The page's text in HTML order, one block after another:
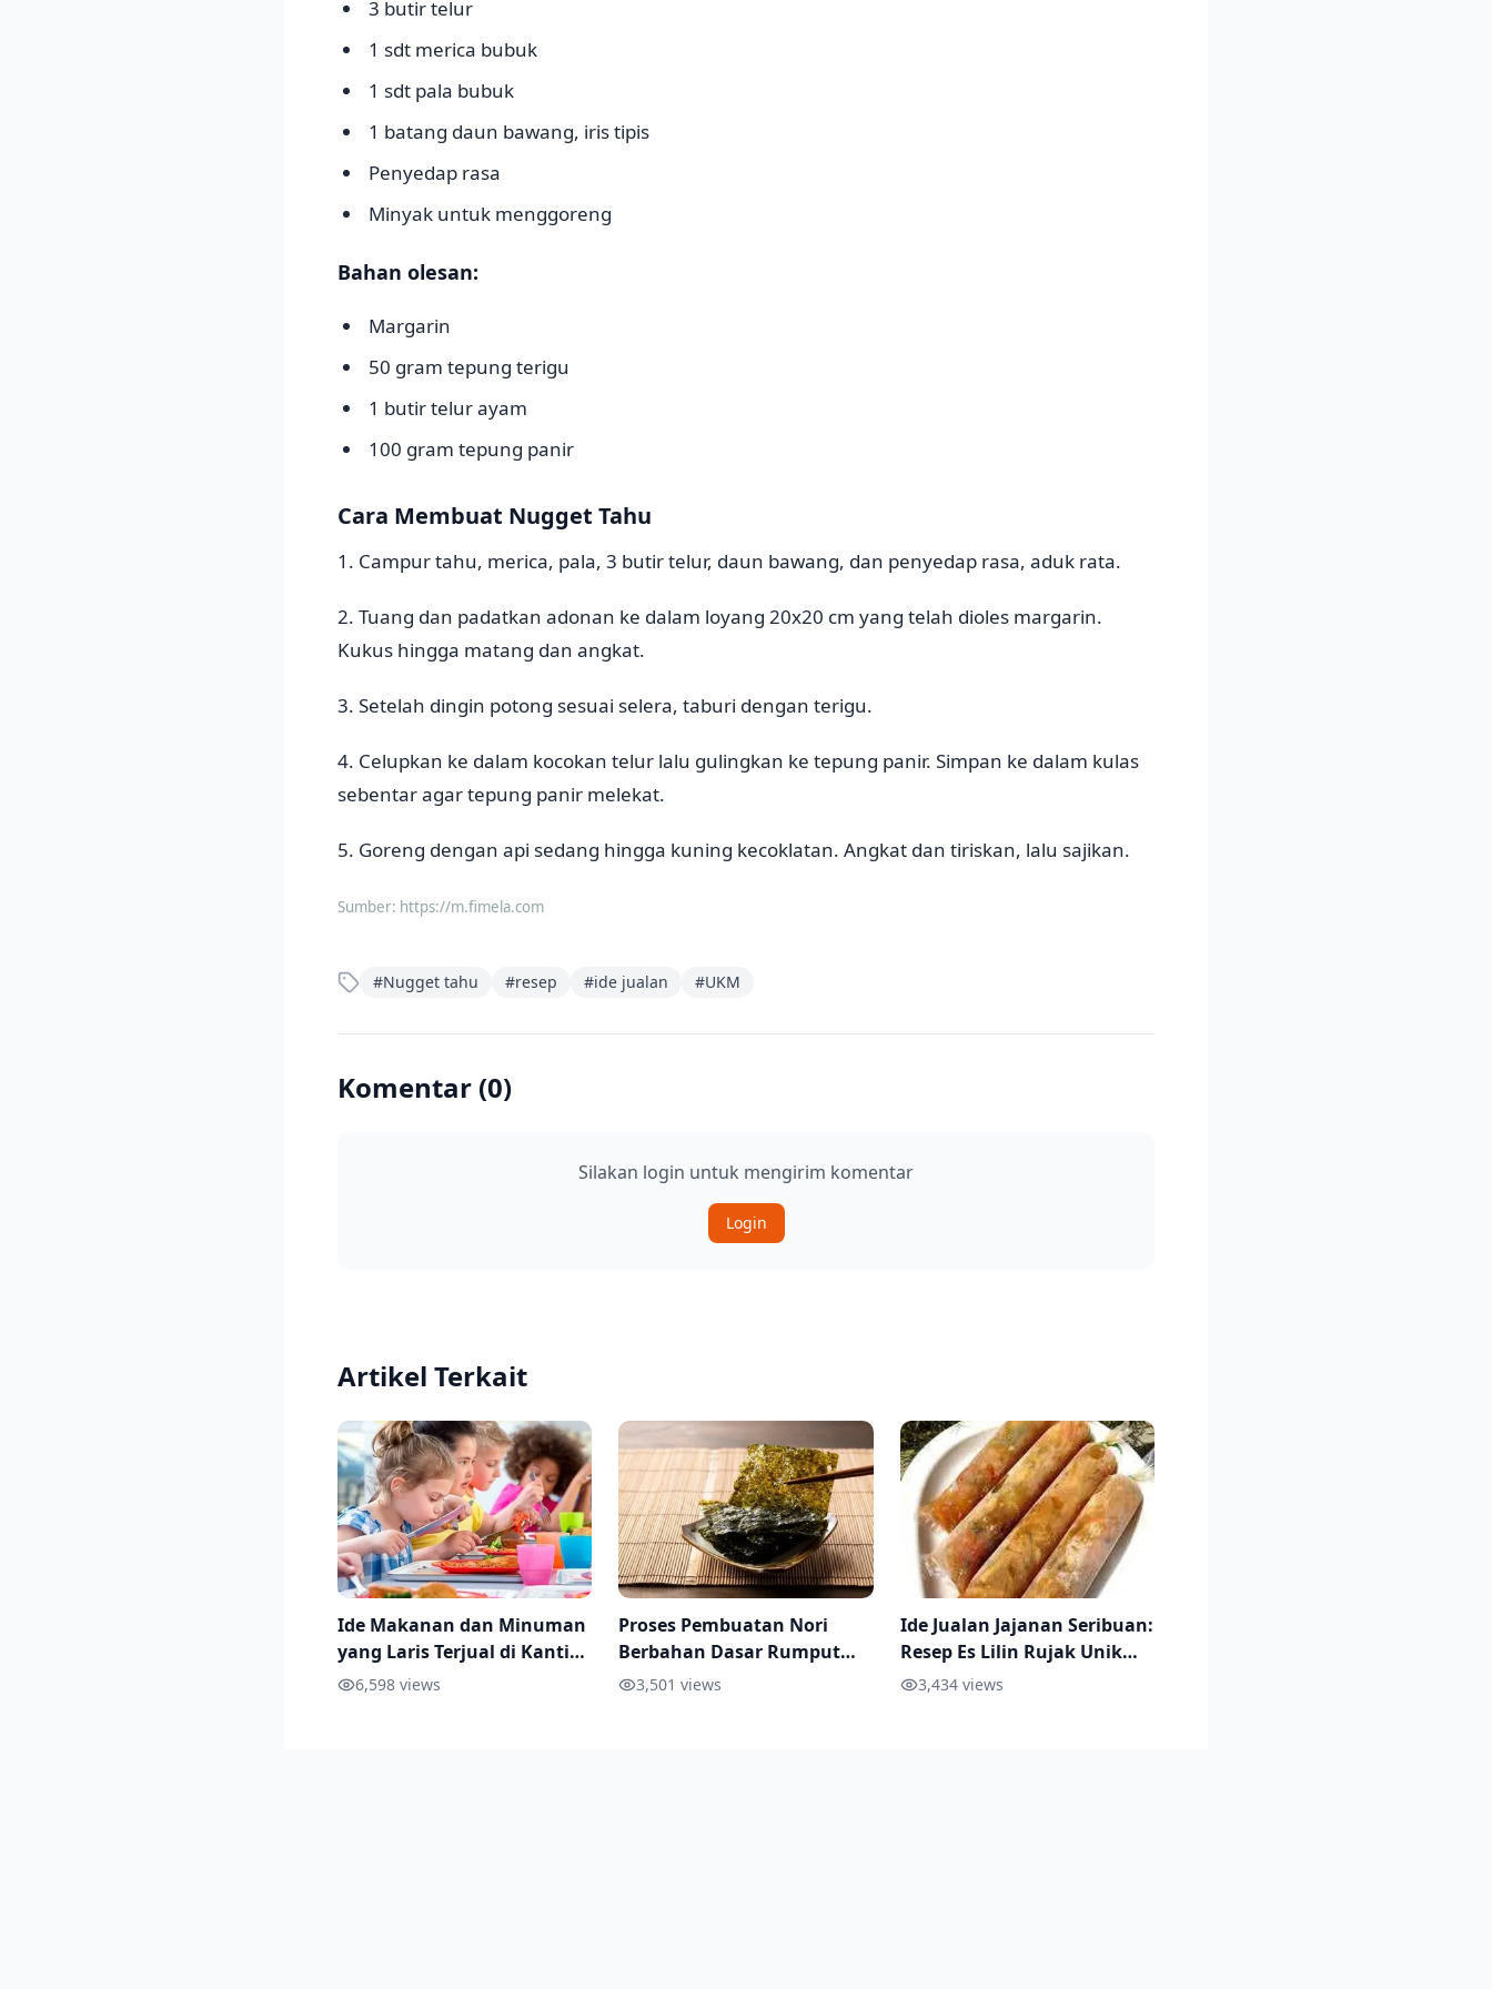
3 butir telur
1 sdt merica bubuk
1 sdt pala bubuk
1 batang daun bawang, iris tipis
Penyedap rasa
Minyak untuk menggoreng
Bahan olesan:
Margarin
50 gram tepung terigu
1 butir telur ayam
100 gram tepung panir
Cara Membuat Nugget Tahu
1. Campur tahu, merica, pala, 3 butir telur, daun bawang, dan penyedap rasa, aduk rata.
2. Tuang dan padatkan adonan ke dalam loyang 20x20 cm yang telah dioles margarin.
Kukus hingga matang dan angkat.
3. Setelah dingin potong sesuai selera, taburi dengan terigu.
4. Celupkan ke dalam kocokan telur lalu gulingkan ke tepung panir. Simpan ke dalam kulas
sebentar agar tepung panir melekat.
5. Goreng dengan api sedang hingga kuning kecoklatan. Angkat dan tiriskan, lalu sajikan.
Sumber: https://m.fimela.com
#Nugget tahu #resep #ide jualan #UKM
Komentar (0)
Silakan login untuk mengirim komentar
Login
Artikel Terkait
Ide Makanan dan Minuman
yang Laris Terjual di Kantin
Sekolah, Beserta Tipsnya
6,598 views
Proses Pembuatan Nori
Berbahan Dasar Rumput
Laut
3,501 views
Ide Jualan Jajanan Seribuan:
Resep Es Lilin Rujak Unik
dan Diminati
3,434views